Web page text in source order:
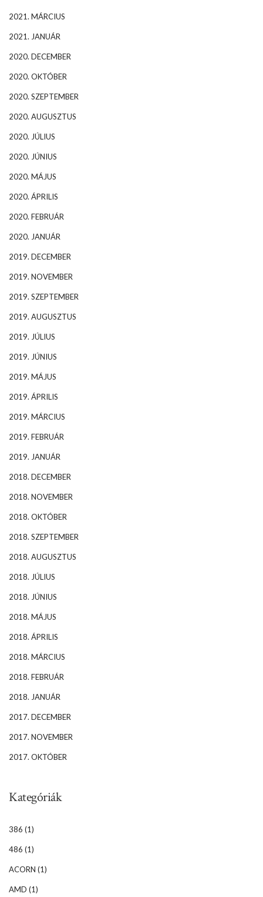
2021. MÁRCIUS
2021. JANUÁR
2020. DECEMBER
2020. OKTÓBER
2020. SZEPTEMBER
2020. AUGUSZTUS
2020. JÚLIUS
2020. JÚNIUS
2020. MÁJUS
2020. ÁPRILIS
2020. FEBRUÁR
2020. JANUÁR
2019. DECEMBER
2019. NOVEMBER
2019. SZEPTEMBER
2019. AUGUSZTUS
2019. JÚLIUS
2019. JÚNIUS
2019. MÁJUS
2019. ÁPRILIS
2019. MÁRCIUS
2019. FEBRUÁR
2019. JANUÁR
2018. DECEMBER
2018. NOVEMBER
2018. OKTÓBER
2018. SZEPTEMBER
2018. AUGUSZTUS
2018. JÚLIUS
2018. JÚNIUS
2018. MÁJUS
2018. ÁPRILIS
2018. MÁRCIUS
2018. FEBRUÁR
2018. JANUÁR
2017. DECEMBER
2017. NOVEMBER
2017. OKTÓBER
Kategóriák
386 (1)
486 (1)
ACORN (1)
AMD (1)